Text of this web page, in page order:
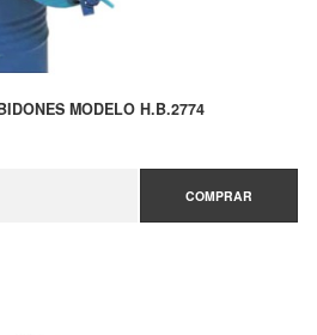
MODELO H.B.2774
COMPRAR